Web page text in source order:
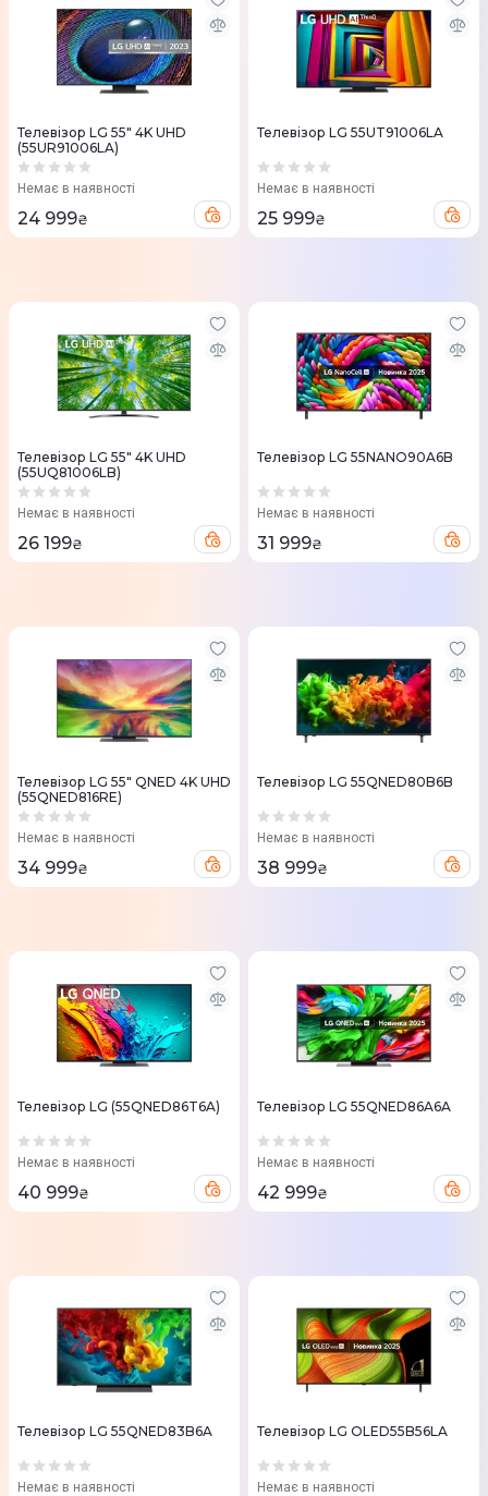
Телевізор LG 55" 4K UHD
(55UR91006LA)
Немає в наявності
24 999₴
Телевізор LG 55UT91006LA
Немає в наявності
25 999₴
Телевізор LG 55" 4K UHD
(55UQ81006LB)
Немає в наявності
26 199₴
Телевізор LG 55NANO90A6B
Немає в наявності
31 999₴
Телевізор LG 55" QNED 4K UHD
(55QNED816RE)
Немає в наявності
34 999₴
Телевізор LG 55QNED80B6B
Немає в наявності
38 999₴
Телевізор LG (55QNED86T6A)
Немає в наявності
40 999₴
Телевізор LG 55QNED86A6A
Немає в наявності
42 999₴
Телевізор LG 55QNED83B6A
Немає в наявності
Телевізор LG OLED55B56LA
Немає в наявності